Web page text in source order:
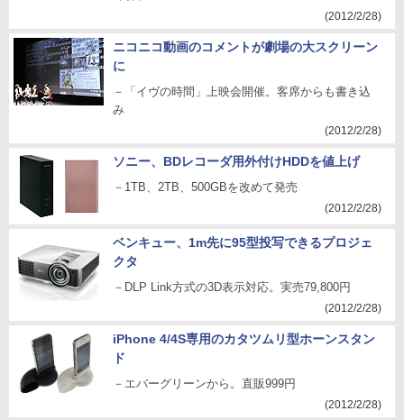
(2012/2/28)
ニコニコ動画のコメントが劇場の大スクリーン
に
－「イヴの時間」上映会開催。客席からも書き込
み
(2012/2/28)
ソニー、BDレコーダ用外付けHDDを値上げ
－1TB、2TB、500GBを改めて発売
(2012/2/28)
ベンキュー、1m先に95型投写できるプロジェ
クタ
－DLP Link方式の3D表示対応。実売79,800円
(2012/2/28)
iPhone 4/4S専用のカタツムリ型ホーンスタン
ド
－エバーグリーンから。直販999円
(2012/2/28)